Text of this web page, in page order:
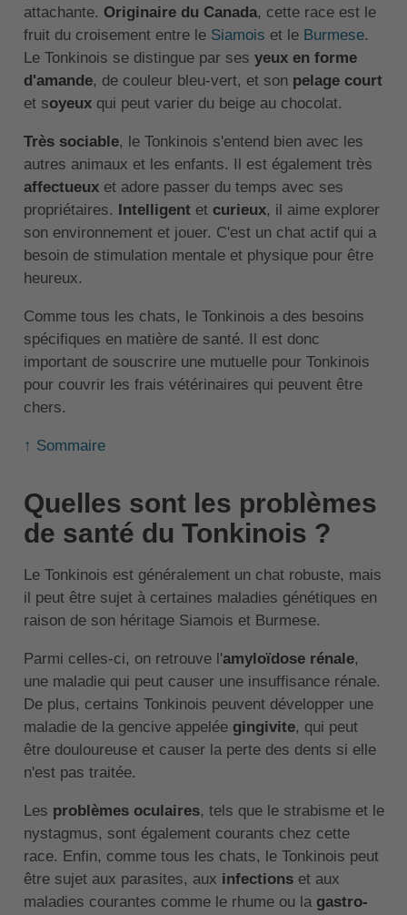
attachante. Originaire du Canada, cette race est le
fruit du croisement entre le Siamois et le Burmese.
Le Tonkinois se distingue par ses yeux en forme
d'amande, de couleur bleu-vert, et son pelage court
et soyeuxqui peut varier du beige au chocolat.
Très sociable, le Tonkinois s'entend bien avec les
autres animaux et les enfants. Il est également très
affectueux et adore passer du temps avec ses
propriétaires.
Intelligentet curieux, il aime explorer
son environnement et jouer. C'est un chat actif qui a
besoin de stimulation mentale et physique pour être
heureux.
Comme tous les chats, le Tonkinois a des besoins
spécifiques en matière de santé. Il est donc
important de souscrire une mutuelle pour Tonkinois
pour couvrir les frais vétérinaires qui peuvent être
chers.
↑ Sommaire
Quelles sont les problèmes
de santé du Tonkinois ?
Le Tonkinois est généralement un chat robuste, mais
il peut être sujet à certaines maladies génétiques en
raison de son héritage Siamois et Burmese.
Parmi celles-ci, on retrouve l'amyloïdose rénale,
une maladie qui peut causer une insuffisance rénale.
De plus, certains Tonkinois peuvent développer une
maladie de la gencive appelée gingivite, qui peut
être douloureuse et causer la perte des dents si elle
n'est pas traitée.
Les problèmes oculaires, tels que le strabisme et le
nystagmus, sont également courants chez cette
race. Enfin, comme tous les chats, le Tonkinois peut
être sujet aux parasites, aux infectionset aux
maladies courantes comme le rhume ou la gastro-